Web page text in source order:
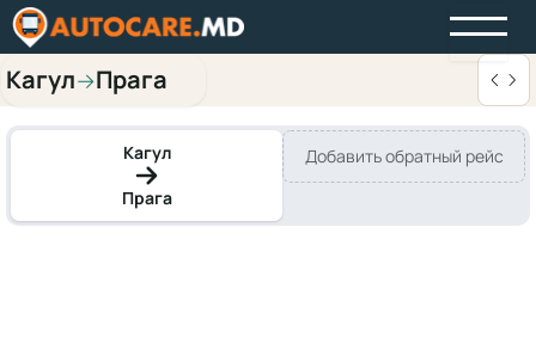
Кагул→Прага
Кагул
Прага
Добавить обратный рейс